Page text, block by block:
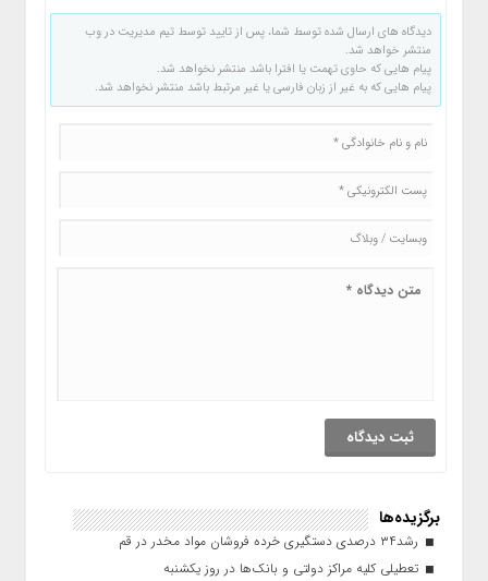
دیدگاه های ارسال شده توسط شما، پس از تایید توسط تیم مدیریت در وب
منتشر خواهد شد.
پیام هایی که حاوی تهمت یا افترا باشد منتشر نخواهد شد.
پیام هایی که به غیر از زبان فارسی یا غیر مرتبط باشد منتشر نخواهد شد.
برگزیده‌ها
رشد۳۴ درصدی دستگیری خرده فروشان مواد مخدر در قم
تعطیلی کلیه مراکز دولتی و بانک‌ها در روز یکشنبه